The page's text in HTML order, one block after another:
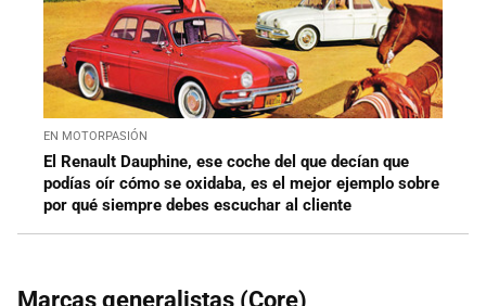
EN MOTORPASIÓN
El Renault Dauphine, ese coche del que decían que
podías oír cómo se oxidaba, es el mejor ejemplo sobre
por qué siempre debes escuchar al cliente
Marcas generalistas (Core)